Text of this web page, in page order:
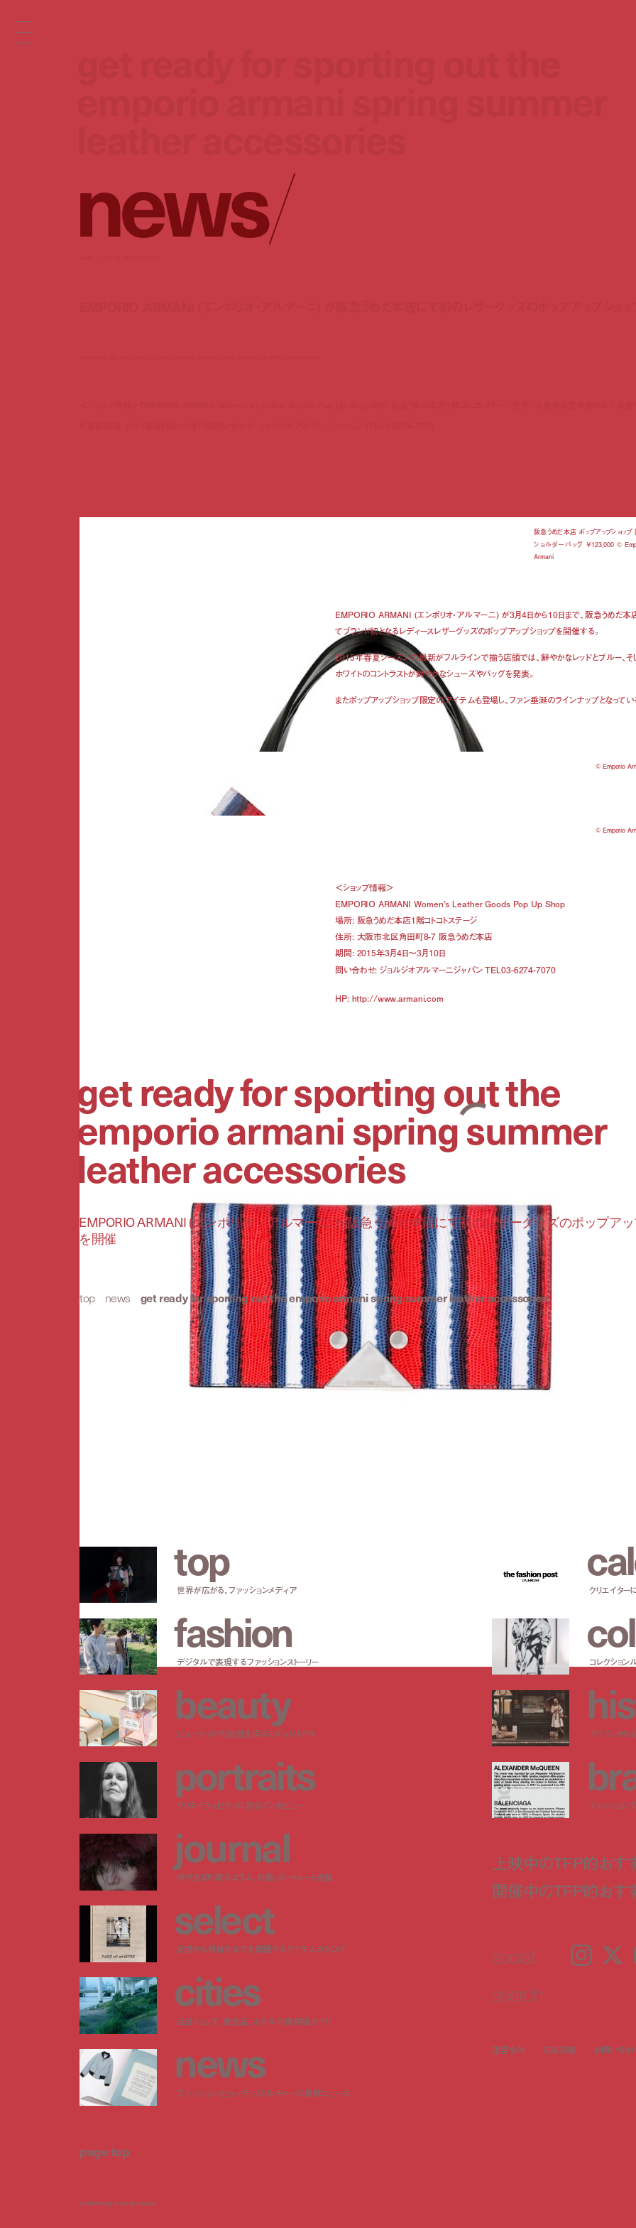
news/
阪急うめだ本店 ポップアップショップ
ショルダーバッグ ￥123,000 ©
Armani
EMPORIO ARMANI (エンポリオ・アルマーニ) が3月4日から10日まで、阪急うめだ本
てブランド初となるレディースレザーグッズのポップアップショップを開催する。
2015年春夏シーズンの最新がフルラインで揃う店頭では、鮮やかなレッドとブルー、そ
ホワイトのコントラストが鮮やかなシューズやバッグを発表。
またポップアップショップ限定のアイテムも登場し、ファン垂涎のラインナップとなってい
© Emporio
© Emporio
＜ショップ情報＞
EMPORIO ARMANI Women’s Leather Goods Pop Up Shop
場所: 阪急うめだ本店1階コトコトステージ
住所: 大阪市北区角田町8-7 阪急うめだ本店
期間: 2015年3月4日～3月10日
問い合わせ: ジョルジオアルマーニジャパン TEL03-6274-7070
HP: http://www.armani.com
get ready for sporting out the
emporio armani spring summer
leather accessories
EMPORIO ARMANI (エンポリオ・アルマーニ) が阪急うめだ本店にて初のレザーグッズのポップアッ
を開催
top/ news get ready for sporting out the emporio armani spring summer leather accessories
Emporio Armani pop up shop
top
世界が広がる、ファッションメディア
fashion
デジタルで表現するファッションストーリー
beauty
ビューティの可能性を探るエディトリアル
portraits
クリエイティビティに迫るインタビュー
journal
時代を切り取るコラム、対談、ポートレート連載
select
定番から最新作までを網羅するアイテムカタログ
cities
注目ショップ、飲食店、ホテルの保存版ガイド
news
ファッション/ビューティ/カルチャーの最新ニュース
cal
クリエイター
col
コレクション
his
アイコンから
br
ファッション
上映中のTFP的おす
開催中のTFP的おす
social: Instagram 𝕏
search:
運営会社 広告掲載 お問い合わ
page top
© 2026 Weekday, Inc. All rights reserved.